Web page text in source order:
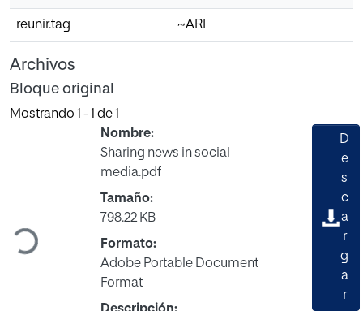
reunir.tag ~ARI
Archivos
Bloque original
Mostrando 1 - 1 de 1
Cargando...
Nombre:
Sharing news in social
media.pdf
Tamaño:
798.22 KB
Formato:
Adobe Portable Document
Format
D
e
s
c
a
r
g
a
r